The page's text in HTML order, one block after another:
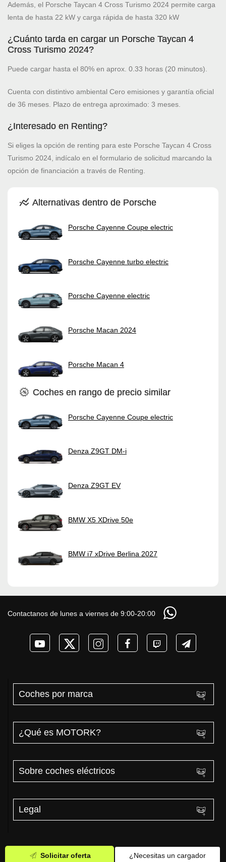
Solicitar oferta ¿Necesitas un cargador
Además, el Porsche Taycan 4 Cross Turismo 2024 permite carga
lenta de hasta 22 kW y carga rápida de hasta 320 kW
¿Cuánto tarda en cargar un Porsche Taycan 4
Cross Turismo 2024?
Puede cargar hasta el 80% en aprox. 0.33 horas (20 minutos).
Cuenta con distintivo ambiental Cero emisiones y garantía oficial
de 36 meses. Plazo de entrega aproximado: 3 meses.
¿Interesado en Renting?
Si eliges la opción de renting para este Porsche Taycan 4 Cross
Turismo 2024, indícalo en el formulario de solicitud marcando la
opción de financiación a través de Renting.
Alternativas dentro de Porsche
Porsche Cayenne Coupe electric
Porsche Cayenne turbo electric
Porsche Cayenne electric
Porsche Macan 2024
Porsche Macan 4
Coches en rango de precio similar
Porsche Cayenne Coupe electric
Denza Z9GT DM-i
Denza Z9GT EV
BMW X5 XDrive 50e
BMW i7 xDrive Berlina 2027
Contactanos de lunes a viernes de 9:00-20:00
Coches por marca
¿Qué es MOTORK?
Sobre coches eléctricos
Legal